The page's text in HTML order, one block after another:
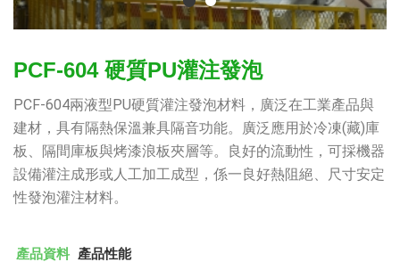
PCF-604 硬質PU灌注發泡
PCF-604兩液型PU硬質灌注發泡材料，廣泛在工業產品與
建材，具有隔熱保溫兼具隔音功能。廣泛應用於冷凍(藏)庫
板、隔間庫板與烤漆浪板夾層等。良好的流動性，可採機器
設備灌注成形或人工加工成型，係一良好熱阻絕、尺寸安定
性發泡灌注材料。
產品資料 產品性能